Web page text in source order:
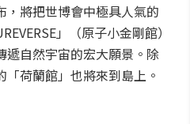
將把世博會中極具人氣的
」（原子小金剛館）
自然宇宙的宏大願景。除
荷蘭館」也將來到島上。